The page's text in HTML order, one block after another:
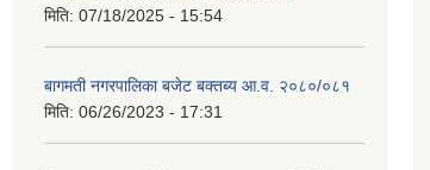
मिति: 07/18/2025 - 15:54
बागमती नगरपालिका बजेट बक्तब्य आ.व. २०८०/०८१
मिति: 06/26/2023 - 17:31